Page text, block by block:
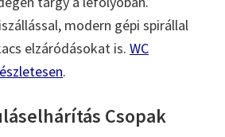
modern gépi spirállal
elzáródásokat is. WC
.
Csopak